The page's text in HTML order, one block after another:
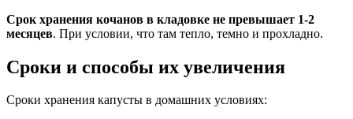
Срок хранения кочанов в кладовке не превышает 1-2
месяцев. При условии, что там тепло, темно и прохладно.
Сроки и способы их увеличения
Сроки хранения капусты в домашних условиях: